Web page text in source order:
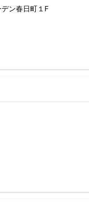
ン春日町１F